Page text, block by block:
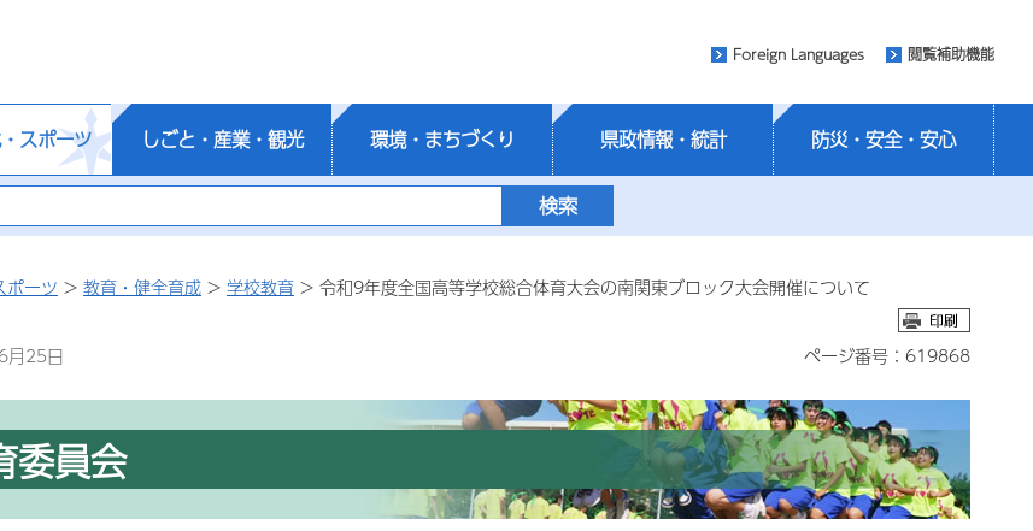
Foreign Languages 閲覧補助機能
スポーツ しごと・産業・観光 環境・まちづくり 県政情報・統計 防災・安全・安心
ポーツ > 教育・健全育成 > 学校教育 > 令和9年度全国高等学校総合体育大会の南関東ブロック大会開催について
月25日 ページ番号：619868
委員会